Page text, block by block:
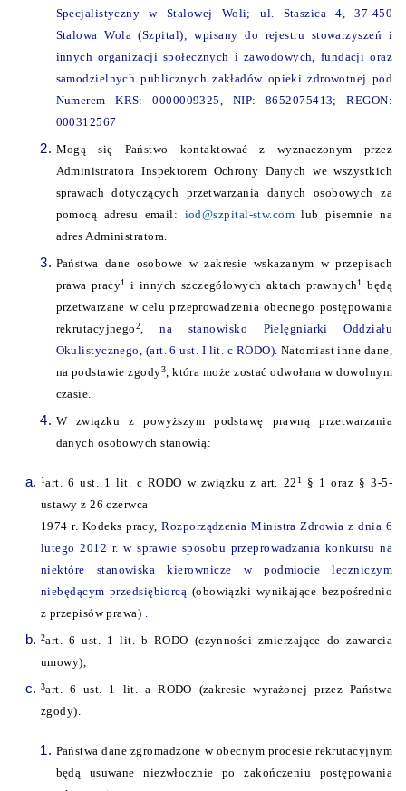
Specjalistyczny w Stalowej Woli; ul. Staszica 4, 37-450
Stalowa Wola (Szpital); wpisany do rejestru stowarzyszeń i
innych organizacji społecznych i zawodowych, fundacji oraz
samodzielnych publicznych zakładów opieki zdrowotnej pod
Numerem KRS: 0000009325, NIP: 8652075413; REGON:
000312567
Mogą się Państwo kontaktować z wyznaczonym przez
Administratora Inspektorem Ochrony Danych we wszystkich
sprawach dotyczących przetwarzania danych osobowych za
pomocą adresu email: iod@szpital-stw.com lub pisemnie na
adres Administratora.
Państwa dane osobowe w zakresie wskazanym w przepisach
prawa pracy1 i innych szczegółowych aktach prawnych1
będą
przetwarzane w celu przeprowadzenia obecnego postępowania
rekrutacyjnego2,na stanowisko Pielęgniarki Oddziału
Okulistycznego, (art. 6 ust. I lit. c RODO). Natomiast inne dane,
na podstawie zgody3, która może zostać odwołana w dowolnym
czasie.
W związku z powyższym podstawę prawną przetwarzania
danych osobowych stanowią:
1 art. 6 ust. 1 lit. c RODO w związku z art. 22 1
§ 1 oraz § 3-5-
ustawy z 26 czerwca
1974 r. Kodeks pracy, Rozporządzenia Ministra Zdrowia z dnia 6
lutego 2012 r. w sprawie sposobu przeprowadzania konkursu na
niektóre stanowiska kierownicze w podmiocie leczniczym
niebędącym przedsiębiorcą (obowiązki wynikające bezpośrednio
z przepisów prawa) .
2art. 6 ust. 1 lit. b RODO (czynności zmierzające do zawarcia
umowy),
3art. 6 ust. 1 lit. a RODO (zakresie wyrażonej przez Państwa
zgody).
Państwa dane zgromadzone w obecnym procesie rekrutacyjnym
będą usuwane niezwłocznie po zakończeniu postępowania